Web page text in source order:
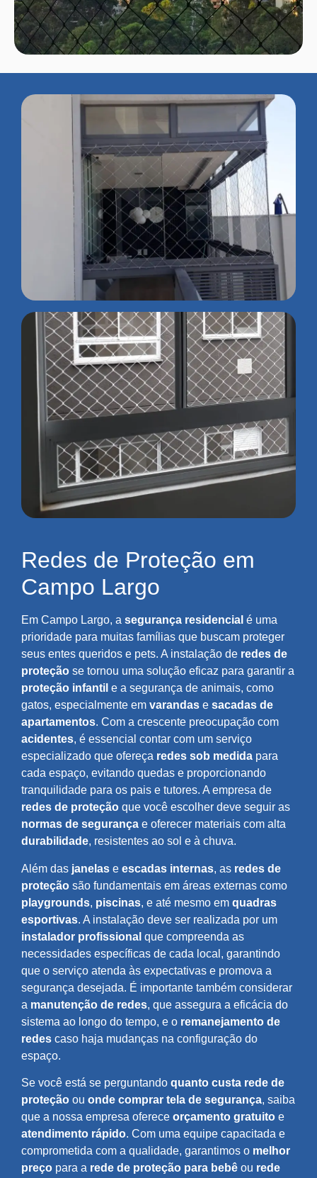
Redes de Proteção em
Campo Largo
Em Campo Largo, a segurança residencial é uma
prioridade para muitas famílias que buscam proteger
seus entes queridos e pets. A instalação de redes de
proteção se tornou uma solução eficaz para garantir a
proteção infantil e a segurança de animais, como
gatos, especialmente em varandas e sacadas de
apartamentos. Com a crescente preocupação com
acidentes, é essencial contar com um serviço
especializado que ofereça redes sob medida para
cada espaço, evitando quedas e proporcionando
tranquilidade para os pais e tutores. A empresa de
redes de proteção que você escolher deve seguir as
normas de segurança e oferecer materiais com alta
durabilidade, resistentes ao sol e à chuva.
Além das janelas e escadas internas, as redes de
proteção são fundamentais em áreas externas como
playgrounds, piscinas, e até mesmo em quadras
esportivas. A instalação deve ser realizada por um
instalador profissional que compreenda as
necessidades específicas de cada local, garantindo
que o serviço atenda às expectativas e promova a
segurança desejada. É importante também considerar
a manutenção de redes, que assegura a eficácia do
sistema ao longo do tempo, e o remanejamento de
redes caso haja mudanças na configuração do
espaço.
Se você está se perguntando quanto custa rede de
proteção ou onde comprar tela de segurança, saiba
que a nossa empresa oferece orçamento gratuito e
atendimento rápido. Com uma equipe capacitada e
comprometida com a qualidade, garantimos o melhor
preço para a rede de proteção para bebê ou rede